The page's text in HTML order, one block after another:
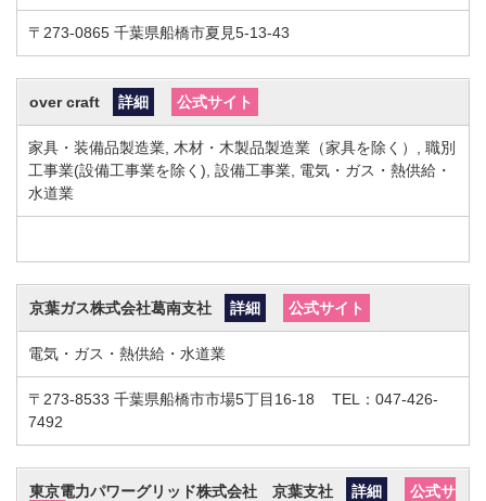
〒273-0865 千葉県船橋市夏見5-13-43
over craft 詳細 公式サイト
家具・装備品製造業, 木材・木製品製造業（家具を除く）, 職別
工事業(設備工事業を除く), 設備工事業, 電気・ガス・熱供給・
水道業
京葉ガス株式会社葛南支社 詳細 公式サイト
電気・ガス・熱供給・水道業
〒273-8533 千葉県船橋市市場5丁目16-18 TEL：047-426-
7492
東京電力パワーグリッド株式会社 京葉支社 詳細
公式サ